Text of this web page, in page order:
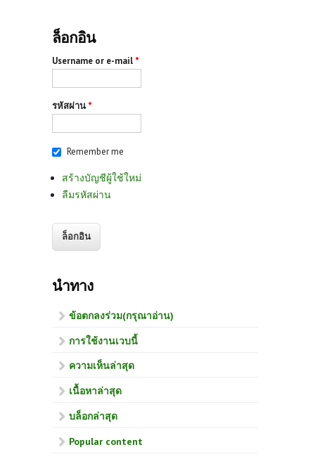
ล็อกอิน
Username or e-mail *
รหัสผ่าน *
Remember me
สร้างบัญชีผู้ใช้ใหม่
ลืมรหัสผ่าน
นำทาง
ข้อตกลงร่วม(กรุณาอ่าน)
การใช้งานเวบนี้
ความเห็นล่าสุด
เนื้อหาล่าสุด
บล็อกล่าสุด
Popular content